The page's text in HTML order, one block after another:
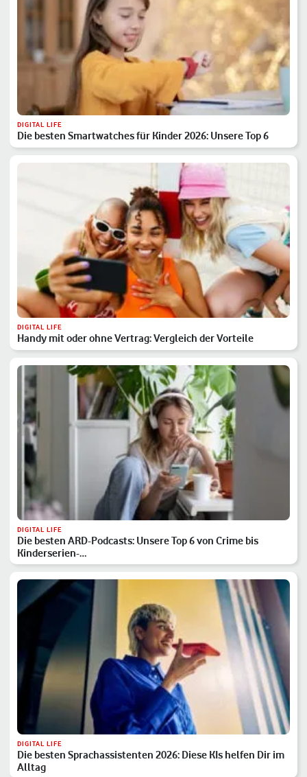
DIGITAL LIFE
Die besten Smartwatches für Kinder 2026: Unsere Top 6
DIGITAL LIFE
Handy mit oder ohne Vertrag: Vergleich der Vorteile
DIGITAL LIFE
Die besten ARD-Podcasts: Unsere Top 6 von Crime bis
Kinderserien-…
DIGITAL LIFE
Die besten Sprachassistenten 2026: Diese KIs helfen Dir im
Alltag